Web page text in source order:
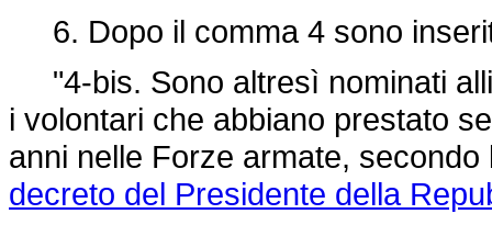
6. Dopo il comma 4 sono
"4-bis. Sono altresì nominati
i volontari che abbiano prestato
anni nelle Forze armate,
decreto del Presidente della